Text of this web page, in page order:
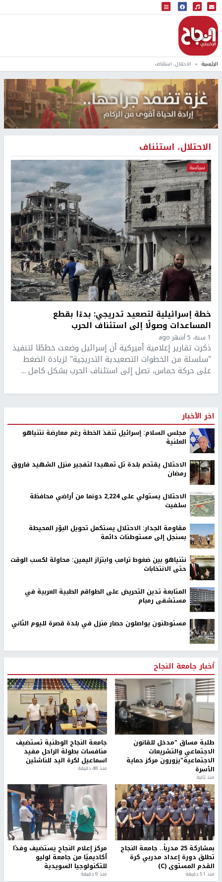
البث المباشر
إذاعة النجاح
الرئيسية الاحتلال، استئناف
الاحتلال، استئناف
سياسة
خطة إسرائيلية لتصعيد تدريجي: بدءًا بقطع
المساعدات وصولًا إلى استئناف الحرب
1 سنة، 5 أشهر ago
ذكرت تقارير إعلامية أميركية أن إسرائيل وضعت خططًا لتنفيذ
"سلسلة من الخطوات التصعيدية التدريجية" لزيادة الضغط
على حركة حماس، تصل إلى استئناف الحرب بشكل كامل ...
اخر الأخبار
مجلس السلام: إسرائيل تنفذ الخطة رغم معارضة نتنياهو
العلنية
الاحتلال يقتحم بلدة تل تمهيدا لتفجير منزل الشهيد فاروق
رمضان
الاحتلال يستولي على 2,224 دونما من أراضي محافظة
سلفيت
مقاومة الجدار: الاحتلال يستكمل تحويل البؤر المحيطة
بسنجل إلى مستوطنات دائمة
نتنياهو بين ضغوط ترامب وابتزاز اليمين: محاولة لكسب الوقت
حتى الانتخابات
المتابعة تدين التحريض على الطواقم الطبية العربية في
مستشفى رمبام
مستوطنون يواصلون حصار منزل في بلدة قصرة لليوم الثاني
أخبار جامعة النجاح
طلبة مساق "مدخل للقانون
الاجتماعي والتشريعات
الاجتماعية"يزورون مركز حماية
الأسرة
منذ ثانية
جامعة النجاح الوطنية تستضيف
منافسات بطولة الراحل مفيد
اسماعيل لكرة اليد للناشئين
منذ 48 دقيقة
بمشاركة 25 مدرباً.. جامعة النجاح
تطلق دورة إعداد مدربي كرة
القدم المستوى (C)
منذ 51 دقيقة
مركز إعلام النجاح يستضيف وفدًا
أكاديميًا من جامعة لوليو
للتكنولوجيا السويدية
منذ 9 دقيقة